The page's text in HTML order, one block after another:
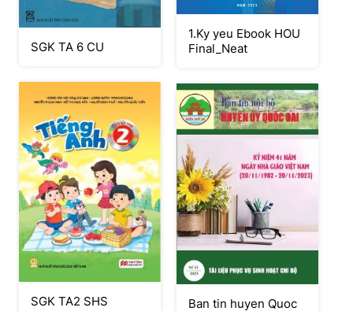
SGK TA 6 CU
1.Ky yeu Ebook HOU
Final_Neat
SGK TA2 SHS
Ban tin huyen Quoc